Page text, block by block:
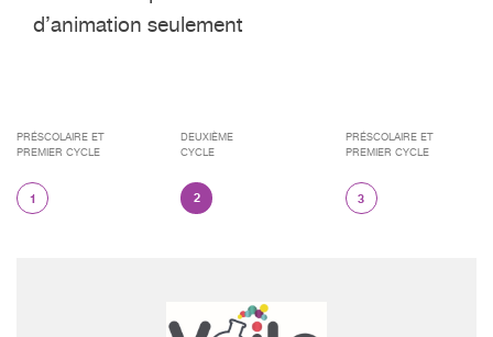
d’animation seulement
PRÉSCOLAIRE ET
PREMIER CYCLE
1
DEUXIÈME
CYCLE
2
PRÉSCOLAIRE ET
PREMIER CYCLE
3